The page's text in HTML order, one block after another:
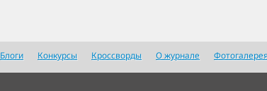
Блоги Конкурсы Кроссворды О журнале